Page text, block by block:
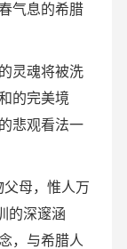
气息的希腊
灵魂将被洗
的完美境
悲观看法一
父母，惟人万
的深邃涵
，与希腊人